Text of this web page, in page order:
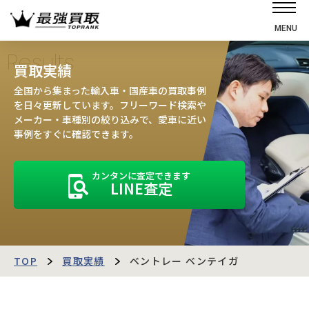
MENU
選ばれる理由
高価買取の仕組み
売却の流れ
お客様の声
運営会社
最強買取マガジン
Results
買取実績
全国から集まった輸入車・国産車の買取事例
を日々更新しています。フリーワード検索や
メーカー・車種別の絞り込みで、愛車に近い
事例をすぐに確認できます。
カンタンに査定できます
LINE査定
TOP 買取実績 ベントレー ベンテイガ